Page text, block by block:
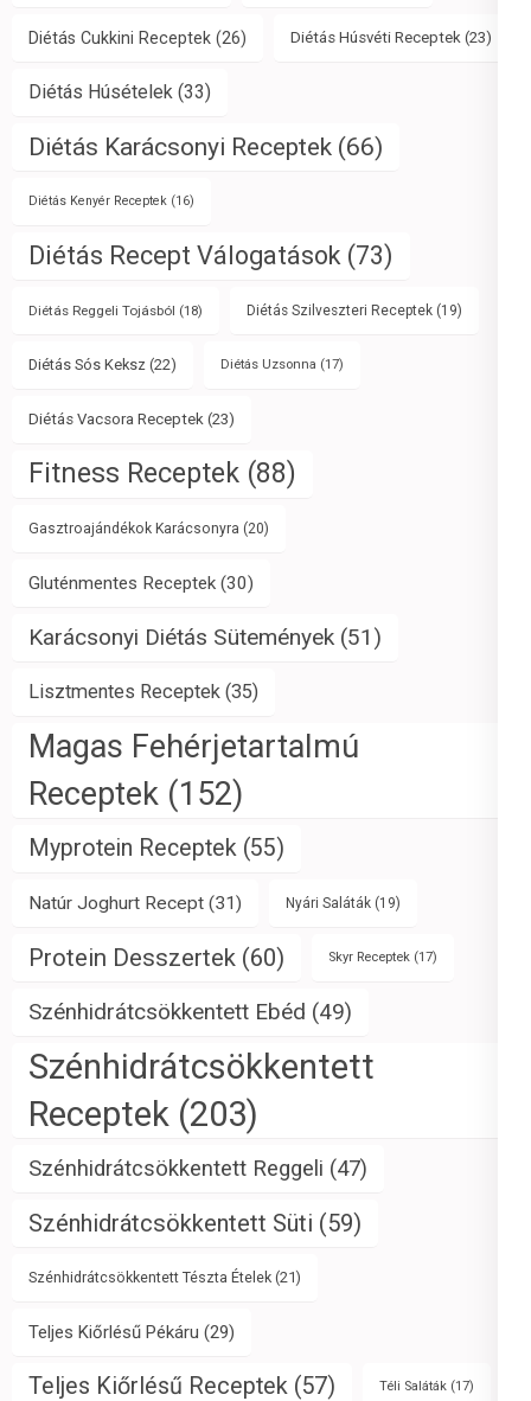
Diétás Cukkini Receptek (26) Diétás Húsvéti Receptek (23)
Diétás Húsételek (33)
Diétás Karácsonyi Receptek (66)
Diétás Kenyér Receptek (16)
Diétás Recept Válogatások (73)
Diétás Reggeli Tojásból (18) Diétás Szilveszteri Receptek (19)
Diétás Sós Keksz (22) Diétás Uzsonna (17)
Diétás Vacsora Receptek (23)
Fitness Receptek (88)
Gasztroajándékok Karácsonyra (20)
Gluténmentes Receptek (30)
Karácsonyi Diétás Sütemények (51)
Lisztmentes Receptek (35)
Magas Fehérjetartalmú
Receptek (152)
Myprotein Receptek (55)
Natúr Joghurt Recept (31) Nyári Saláták (19)
Protein Desszertek (60) Skyr Receptek (17)
Szénhidrátcsökkentett Ebéd (49)
Szénhidrátcsökkentett
Receptek (203)
Szénhidrátcsökkentett Reggeli (47)
Szénhidrátcsökkentett Süti (59)
Szénhidrátcsökkentett Tészta Ételek (21)
Teljes Kiőrlésű Pékáru (29)
Teljes Kiőrlésű Receptek (57) Téli Saláták (17)